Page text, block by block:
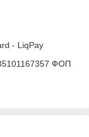
- LiqPay
ФОП